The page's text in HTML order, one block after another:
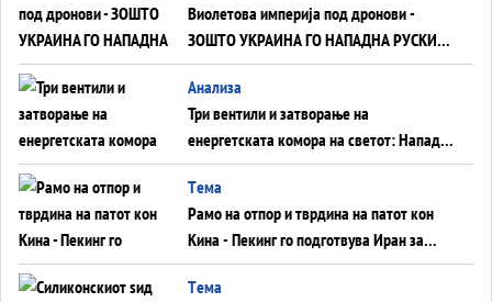
Виолетова империја под дронови -
ЗОШТО УКРАИНА ГО НАПАДНА РУСКИОТ
WILDBERRIES
Aнализа
Три вентили и затворање на
енергетската комора на светот: Нападот
во Суец најавува глобален енергетски
инфаркт?
Tема
Рамо на отпор и тврдина на патот кон
Кина - Пекинг го подготвува Иран за
американска копнена инвазија
Tема